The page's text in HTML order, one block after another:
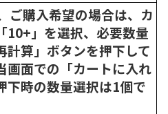
ご購入希望の場合は、カ
10+」を選択、必要数量
計算」ボタンを押下して
画面での「カートに入れ
下時の数量選択は1個で